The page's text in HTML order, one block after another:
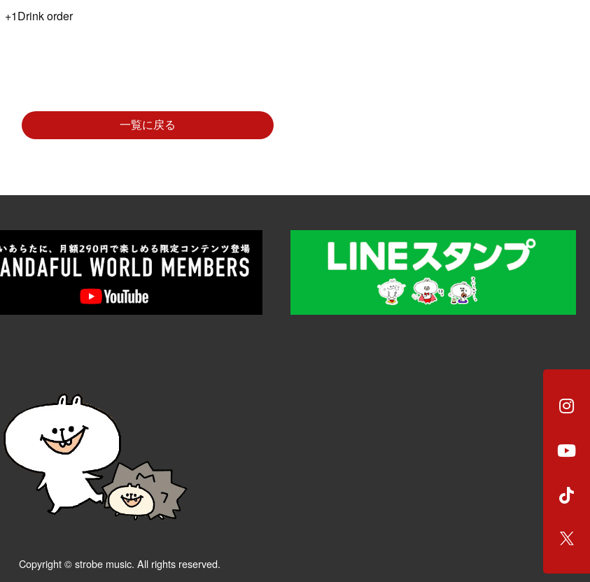
order
一覧に戻る
Copyright © strobe music. All rights reserved.